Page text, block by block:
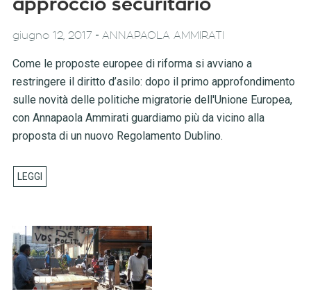
approccio securitario
giugno 12, 2017 - ANNAPAOLA AMMIRATI
Come le proposte europee di riforma si avviano a
restringere il diritto d’asilo: dopo il primo approfondimento
sulle novità delle politiche migratorie dell'Unione Europea,
con Annapaola Ammirati guardiamo più da vicino alla
proposta di un nuovo Regolamento Dublino.